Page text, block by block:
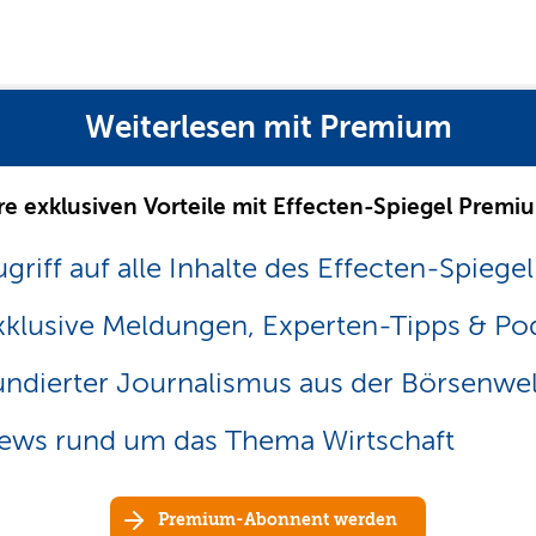
Weiterlesen mit Premium
exklusiven Vorteile mit Effecten-Spiegel
auf alle Inhalte des Effecten-Spiegel
Meldungen, Experten-Tipps &
Journalismus aus der
rund um das Thema Wirtschaft
Premium-Abonnent werden